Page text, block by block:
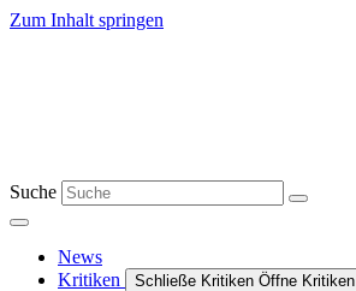
Zum Inhalt springen
Suche
News
Kritiken
Schließe Kritiken Öffne Kritiken